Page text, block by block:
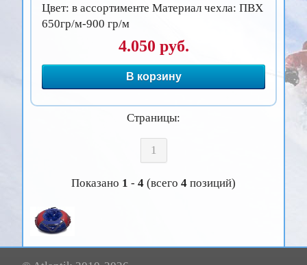
Цвет: в ассортименте Материал чехла: ПВХ
650гр/м-900 гр/м
4.050 руб.
В корзину
Страницы:
1
Показано 1 - 4 (всего 4 позиций)